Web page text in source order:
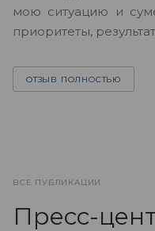
мою ситуацию и
приоритеты,
ОТЗЫВ ПОЛНОСТЬЮ
ВСЕ ПУБЛИКАЦИИ
Пресс-